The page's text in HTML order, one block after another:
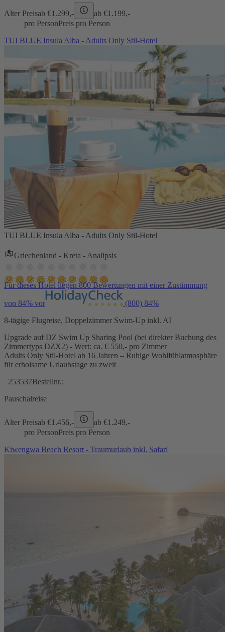
Alter Preisab €1.299,- ab €1.199,-
pro PersonPreis pro Person
TUI BLUE Insula Alba - Adults Only Stil-Hotel
TUI BLUE Insula Alba - Adults Only Stil-Hotel
Griechenland - Kreta - Analipsis
Für dieses Hotel liegen 800 Bewertungen mit einer Zustimmung
von 84% vor (800) 84%
8-tägige Flugreise, Doppelzimmer Swim-Up inkl. AI
Upgrade auf DZ Swim Up Sharing Pool (bei direkter Buchung des
Zimmertyps DZX2) - Wert: ca. € 550,- pro Zimmer
Adults Only Stil-Hotel ab 16 Jahren – Ruhige Wohlfühlatmosphäre
für erholsame Urlaubstage zu zweit
253537Bestellnr.:
Pauschalreise
Alter Preisab €1.456,- ab €1.249,-
pro PersonPreis pro Person
Kiwengwa Beach Resort - Traumurlaub inkl. Safari